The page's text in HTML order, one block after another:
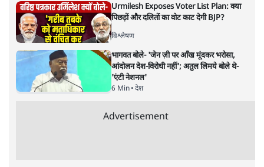
Urmilesh Exposes Voter List Plan: क्या
पिछड़ों और दलितों का वोट काट देगी BJP?
विश्लेषण
भागवत बोले- 'जेन ज़ी पर आँख मूंदकर भरोसा,
आंदोलन देश-विरोधी नहीं'; अतुल लिमये बोले थे-
'एंटी नेशनल'
6 Min• देश
Advertisement